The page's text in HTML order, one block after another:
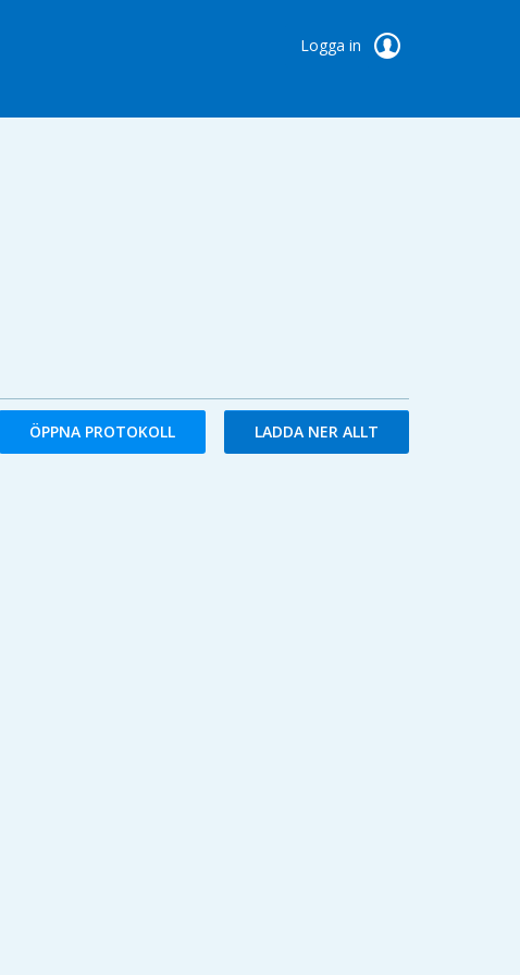
Logga in
ÖPPNA PROTOKOLL LADDA NER ALLT